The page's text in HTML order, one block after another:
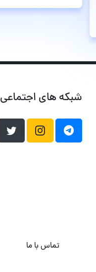
شبکه های اجتماعی
تماس با ما